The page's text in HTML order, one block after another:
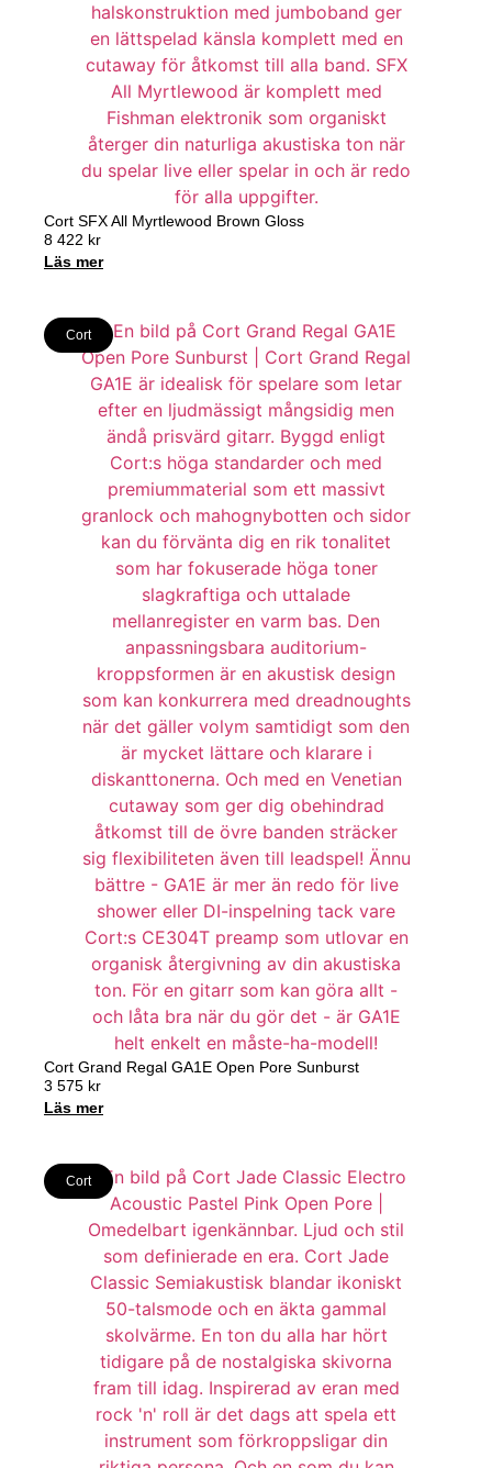
Cort SFX All Myrtlewood Brown Gloss
8 422 kr
Läs mer
Cort
Cort Grand Regal GA1E Open Pore Sunburst
3 575 kr
Läs mer
Cort